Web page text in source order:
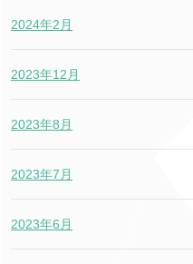
2024年2月
2023年12月
2023年8月
2023年7月
2023年6月